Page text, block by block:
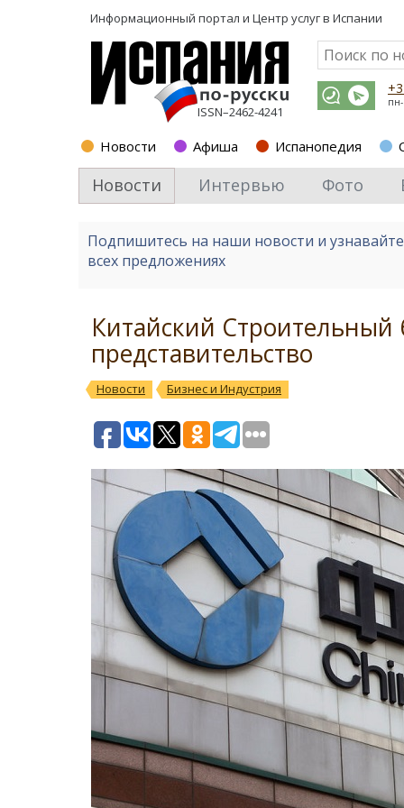
Информационный портал и Центр услуг в Испании
ISSN–2462-4241
Новости Афиша Испанопедия
Новости Интервью Фото
Подпишитесь на наши новости и
всех предложениях
Китайский Строительный
представительство
Новости Бизнес и Индустрия